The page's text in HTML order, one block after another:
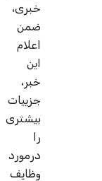
خبری،
ضمن
اعلام
این
خبر،
جزییات
بیشتری
را
درمورد
وظایف